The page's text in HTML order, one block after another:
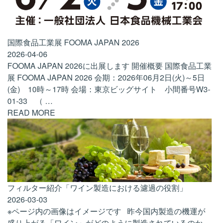
国際食品工業展 FOOMA JAPAN 2026
2026-04-06
FOOMA JAPAN 2026に出展します 開催概要 国際食品工業
展 FOOMA JAPAN 2026 会期：2026年06月2日(火)～5日
(金) 10時～17時 会場：東京ビッグサイト 小間番号W3-
01-33 （ …
READ MORE
フィルター紹介「ワイン製造における濾過の役割」
2026-03-03
※ページ内の画像はイメージです 昨今国内製造の機運が